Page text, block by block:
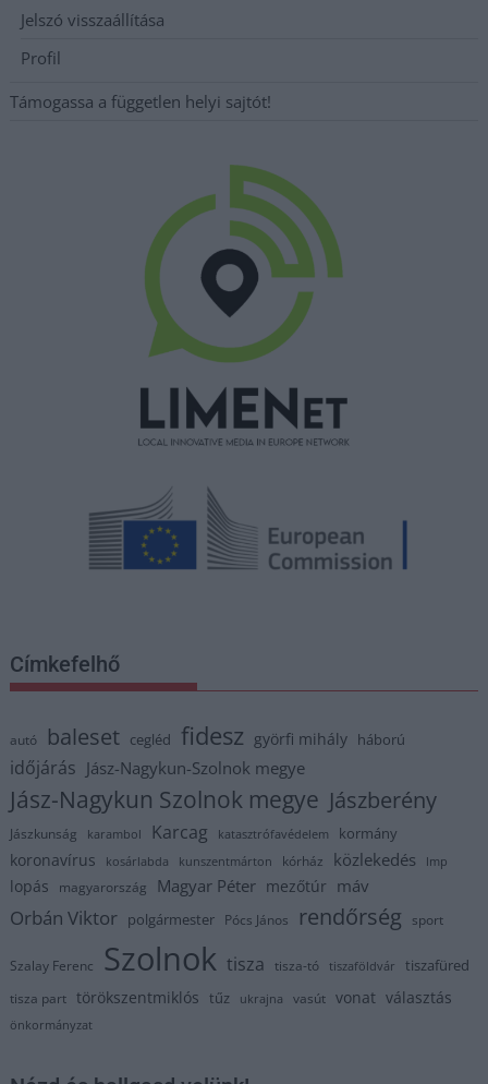
Jelszó visszaállítása
Profil
Támogassa a független helyi sajtót!
Címkefelhő
autó baleset cegléd fidesz györfi mihály háború
időjárás Jász-Nagykun-Szolnok megye
Jász-Nagykun Szolnok megye Jászberény
Jászkunság karambol Karcag katasztrófavédelem kormány
koronavírus kosárlabda kunszentmárton kórház közlekedés lmp
lopás magyarország Magyar Péter mezőtúr máv
Orbán Viktor polgármester Pócs János rendőrség sport
Szalay Ferenc Szolnok tisza tisza-tó tiszaföldvár tiszafüred
tisza part törökszentmiklós tűz ukrajna vasút vonat választás
önkormányzat